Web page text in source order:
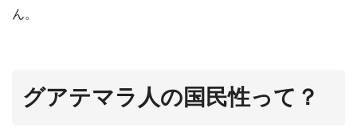
ん。
グアテマラ人の国民性って？